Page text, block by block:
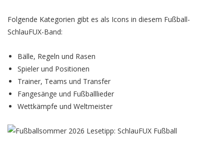
Folgende Kategorien gibt es als Icons in diesem Fußball-
SchlauFUX-Band:
Bälle, Regeln und Rasen
Spieler und Positionen
Trainer, Teams und Transfer
Fangesänge und Fußballlieder
Wettkämpfe und Weltmeister